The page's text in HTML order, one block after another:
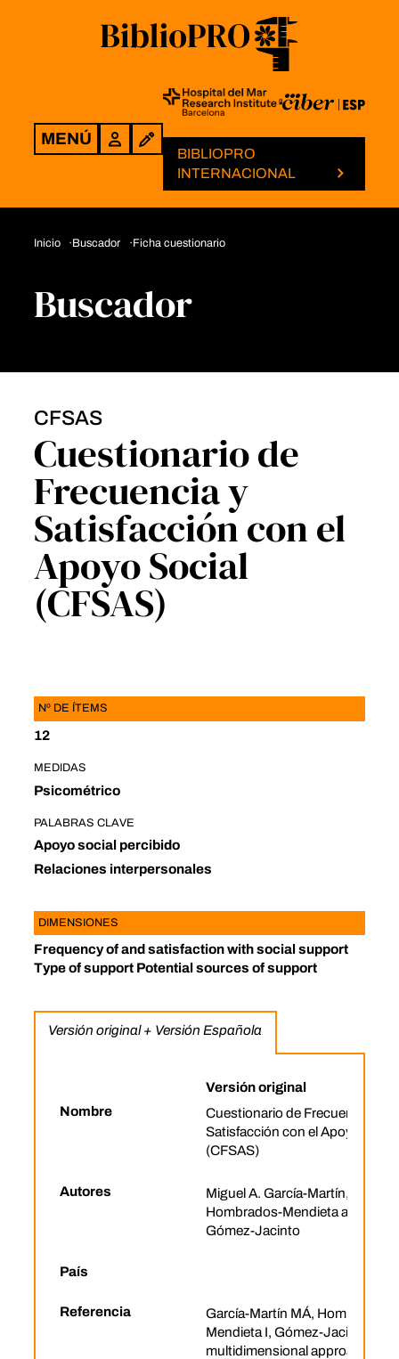
MENÚ Login
BIBLIOPRO
INTERNACIONAL
Inicio Buscador Ficha cuestionario
Buscador
CFSAS
Cuestionario de
Frecuencia y
Satisfacción con el
Apoyo Social
(CFSAS)
Nº DE ÍTEMS
12
MEDIDAS
Psicométrico
PALABRAS CLAVE
Apoyo social percibido
Relaciones interpersonales
DIMENSIONES
Frequency of and satisfaction with social support
Type of support Potential sources of support
Versión original + Versión Española
Versión original
Nombre
Cuestionario de Frecuencia y
Satisfacción con el Apoyo
(CFSAS)
Autores
Miguel A. García-Martín, Isabel
Hombrados-Mendieta and Luis
Gómez-Jacinto
País
Referencia
García-Martín MÁ, Hombrados-
Mendieta I, Gómez-Jacinto L. A
multidimensional approach to